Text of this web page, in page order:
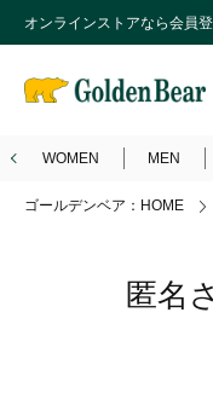
オンラインストアなら会員
WOMEN MEN
ゴールデンベア：HOME
匿名